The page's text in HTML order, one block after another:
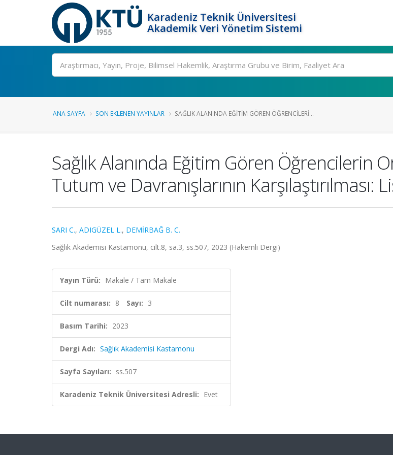
Karadeniz Teknik Üniversitesi
Akademik Veri Yönetim Sistemi
Ara
ANA SAYFA SON EKLENEN YAYINLAR SAĞLIK ALANINDA EĞITIM GÖREN ÖĞRENCILERI...
Sağlık Alanında Eğitim Gören Öğrencilerin
Tutum ve Davranışlarının
SARI C., ADIGÜZEL L., DEMİRBAĞ B. C.
Sağlık Akademisi Kastamonu, cilt.8, sa.3, ss.507, 2023 (Hakemli Dergi)
Yayın Türü: Makale / Tam Makale
Cilt numarası: 8 Sayı: 3
Basım Tarihi: 2023
Dergi Adı: Sağlık Akademisi Kastamonu
Sayfa Sayıları: ss.507
Karadeniz Teknik Üniversitesi Adresli: Evet